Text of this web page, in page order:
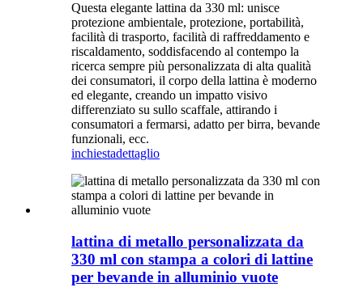
Questa elegante lattina da 330 ml: unisce
protezione ambientale, protezione, portabilità,
facilità di trasporto, facilità di raffreddamento e
riscaldamento, soddisfacendo al contempo la
ricerca sempre più personalizzata di alta qualità
dei consumatori, il corpo della lattina è moderno
ed elegante, creando un impatto visivo
differenziato su sullo scaffale, attirando i
consumatori a fermarsi, adatto per birra, bevande
funzionali, ecc.
inchiestadettaglio
lattina di metallo personalizzata da
330 ml con stampa a colori di lattine
per bevande in alluminio vuote